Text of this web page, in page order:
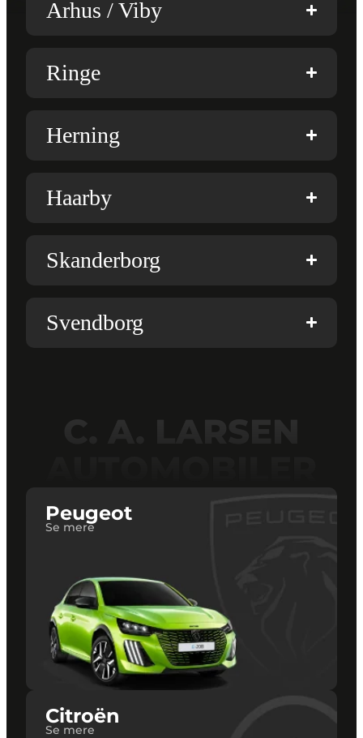
Arhus / Viby
Ringe
Herning
Haarby
Skanderborg
Svendborg
C. A. LARSEN
Peugeot
Se mere
Citroën
Se mere